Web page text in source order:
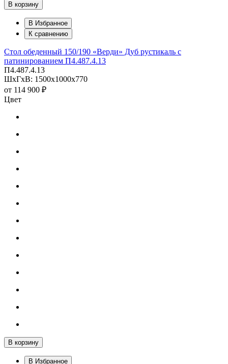
В корзину
В Избранное
К сравнению
Стол обеденный 150/190 «Верди» Дуб рустикаль с
патинированием П4.487.4.13
П4.487.4.13
ШхГхВ: 1500х1000х770
от 114 900 ₽
Цвет
В корзину
В Избранное